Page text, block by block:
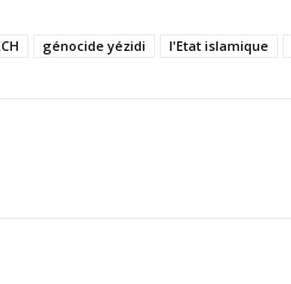
génocide yézidi l'Etat islamique